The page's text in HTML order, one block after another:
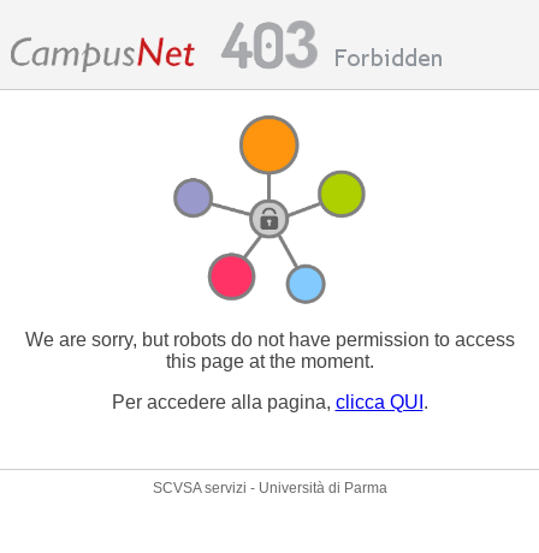
We are sorry, but robots do not have permission to access
this page at the moment.
Per accedere alla pagina, clicca QUI .
SCVSA servizi - Università di Parma